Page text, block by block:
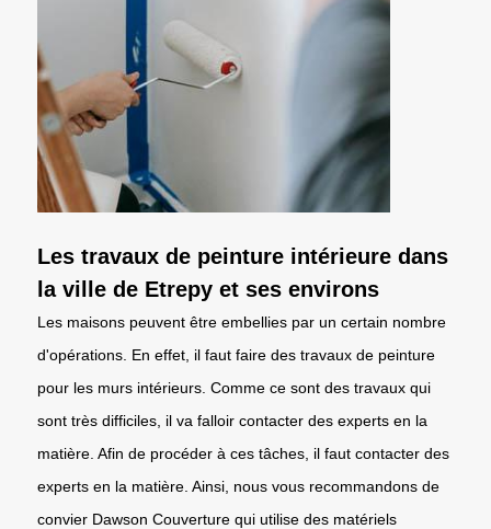
Les travaux de peinture intérieure dans
la ville de Etrepy et ses environs
Les maisons peuvent être embellies par un certain nombre
d'opérations. En effet, il faut faire des travaux de peinture
pour les murs intérieurs. Comme ce sont des travaux qui
sont très difficiles, il va falloir contacter des experts en la
matière. Afin de procéder à ces tâches, il faut contacter des
experts en la matière. Ainsi, nous vous recommandons de
convier Dawson Couverture qui utilise des matériels